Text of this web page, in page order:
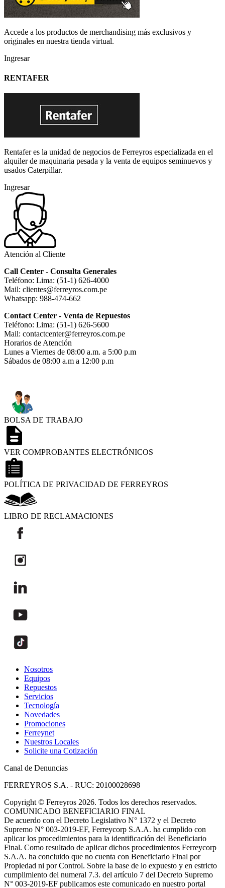
Accede a los productos de merchandising más exclusivos y
originales en nuestra tienda virtual.
Ingresar
RENTAFER
Rentafer es la unidad de negocios de Ferreyros especializada en el
alquiler de maquinaria pesada y la venta de equipos seminuevos y
usados Caterpillar.
Ingresar
Atención al Cliente
Call Center - Consulta Generales
Teléfono: Lima: (51-1) 626-4000
Mail: clientes@ferreyros.com.pe
Whatsapp: 988-474-662
Contact Center - Venta de Repuestos
Teléfono: Lima: (51-1) 626-5600
Mail: contactcenter@ferreyros.com.pe
Horarios de Atención
Lunes a Viernes de 08:00 a.m. a 5:00 p.m
Sábados de 08:00 a.m a 12:00 p.m
BOLSA DE TRABAJO
VER COMPROBANTES ELECTRÓNICOS
POLÍTICA DE PRIVACIDAD DE FERREYROS
LIBRO DE RECLAMACIONES
Nosotros
Equipos
Repuestos
Servicios
Tecnología
Novedades
Promociones
Ferreynet
Nuestros Locales
Solicite una Cotización
Canal de Denuncias
FERREYROS S.A. - RUC: 20100028698
Copyright © Ferreyros 2026. Todos los derechos reservados.
COMUNICADO BENEFICIARIO FINAL
De acuerdo con el Decreto Legislativo N° 1372 y el Decreto
Supremo N° 003-2019-EF, Ferreycorp S.A.A. ha cumplido con
aplicar los procedimientos para la identificación del Beneficiario
Final. Como resultado de aplicar dichos procedimientos Ferreycorp
S.A.A. ha concluido que no cuenta con Beneficiario Final por
Propiedad ni por Control. Sobre la base de lo expuesto y en estricto
cumplimiento del numeral 7.3. del artículo 7 del Decreto Supremo
N° 003-2019-EF publicamos este comunicado en nuestro portal